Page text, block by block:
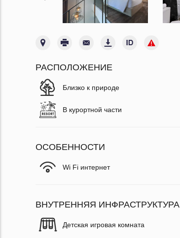
РАСПОЛОЖЕНИЕ
Близко к природе
В курортной части
ОСОБЕННОСТИ
Wi Fi интернет
ВНУТРЕННЯЯ ИНФРАСТРУКТУРА
Детская игровая комната